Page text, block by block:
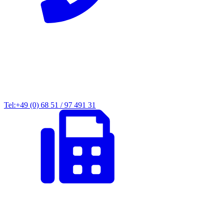
Tel:+49 (0) 68 51 / 97 491 31